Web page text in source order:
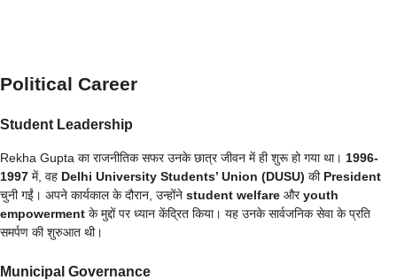
Political Career
Student Leadership
Rekha Gupta का राजनीतिक सफर उनके छात्र जीवन में ही शुरू हो गया था। 1996-
1997 में, वह Delhi University Students’ Union (DUSU) की President
चुनी गईं। अपने कार्यकाल के दौरान, उन्होंने student welfare औरyouth
empowerment के मुद्दों पर ध्यान केंद्रित किया। यह उनके सार्वजनिक सेवा के प्रति
समर्पण की शुरुआत थी।
Municipal Governance